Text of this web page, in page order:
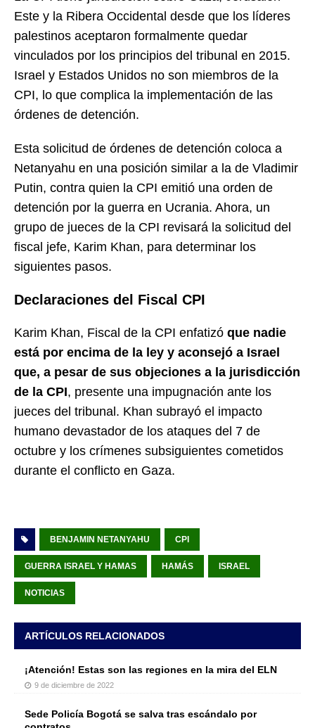
Este y la Ribera Occidental desde que los líderes
palestinos aceptaron formalmente quedar
vinculados por los principios del tribunal en 2015.
Israel y Estados Unidos no son miembros de la
CPI, lo que complica la implementación de las
órdenes de detención.
Esta solicitud de órdenes de detención coloca a
Netanyahu en una posición similar a la de Vladimir
Putin, contra quien la CPI emitió una orden de
detención por la guerra en Ucrania. Ahora, un
grupo de jueces de la CPI revisará la solicitud del
fiscal jefe, Karim Khan, para determinar los
siguientes pasos.
Declaraciones del Fiscal CPI
Karim Khan, Fiscal de la CPI enfatizó que nadie
está por encima de la ley y aconsejó a Israel
que, a pesar de sus objeciones a la jurisdicción
de la CPI, presente una impugnación ante los
jueces del tribunal. Khan subrayó el impacto
humano devastador de los ataques del 7 de
octubre y los crímenes subsiguientes cometidos
durante el conflicto en Gaza.
BENJAMIN NETANYAHU CPI
GUERRA ISRAEL Y HAMAS HAMÁS ISRAEL
NOTICIAS
ARTÍCULOS RELACIONADOS
¡Atención! Estas son las regiones en la mira del ELN
9 de diciembre de 2022
Sede Policía Bogotá se salva tras escándalo por